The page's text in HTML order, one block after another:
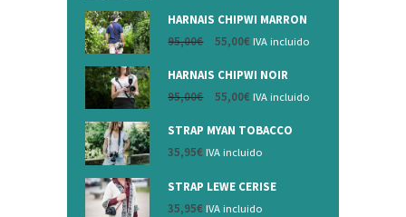
HARNAIS CHIPWI MARRON
95,00€ 55,00€ IVA incluido
HARNAIS CHIPWI NOIR
95,00€ 55,00€ IVA incluido
STRAP MYAN TOBACCO
35,95€ IVA incluido
STRAP LEWE CERISE
35,95€ IVA incluido